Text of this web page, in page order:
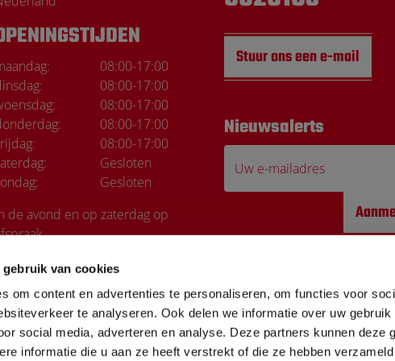
gebruik van cookies
om content en advertenties te personaliseren, om functies voor
te analyseren. Ook delen we informatie over uw
social media, adverteren en analyse. Deze partners kunnen deze
informatie die u aan ze heeft verstrekt of die ze hebben
08:00-17:00
08:00-17:00
08:00-17:00
08:00-17:00
08:00-17:00
Gesloten
Gesloten
de avond en op zaterdag op
Stuur ons een e-mail
Nieuwsalerts
Uw e-mailadres
Marco de
Top service Elke keer